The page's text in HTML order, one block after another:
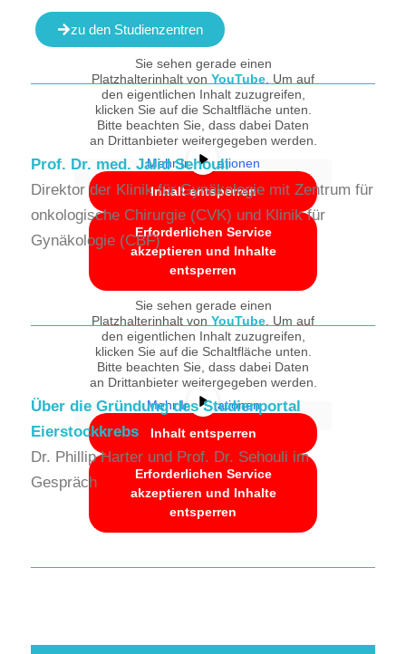
zu den Studienzentren
Sie sehen gerade einen
Platzhalterinhalt von YouTube . Um auf
den eigentlichen Inhalt zuzugreifen,
klicken Sie auf die Schaltfläche unten.
Bitte beachten Sie, dass dabei Daten
an Drittanbieter weitergegeben werden.
Mehr Informationen
Inhalt entsperren
Erforderlichen Service
akzeptieren und Inhalte
entsperren
Prof. Dr. med. Jalid Sehouli
Direktor der Klinik für Gynäkologie mit Zentrum für
onkologische Chirurgie (CVK) und Klinik für
Gynäkologie (CBF)
Sie sehen gerade einen
Platzhalterinhalt von YouTube . Um auf
den eigentlichen Inhalt zuzugreifen,
klicken Sie auf die Schaltfläche unten.
Bitte beachten Sie, dass dabei Daten
an Drittanbieter weitergegeben werden.
Mehr Informationen
Inhalt entsperren
Erforderlichen Service
akzeptieren und Inhalte
entsperren
Über die Gründung des Studienportal
Eierstockkrebs
Dr. Phillip Harter und Prof. Dr. Sehouli im
Gespräch